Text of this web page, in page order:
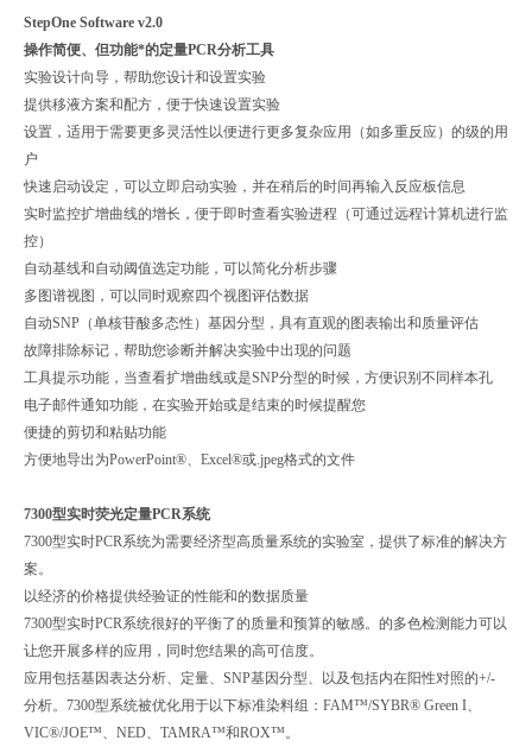
StepOne Software v2.0
操作简便、但功能*的定量PCR分析工具
实验设计向导，帮助您设计和设置实验
提供移液方案和配方，便于快速设置实验
设置，适用于需要更多灵活性以便进行更多复杂应用（如多重反应）的级的用
户
快速启动设定，可以立即启动实验，并在稍后的时间再输入反应板信息
实时监控扩增曲线的增长，便于即时查看实验进程（可通过远程计算机进行监
控）
自动基线和自动阈值选定功能，可以简化分析步骤
多图谱视图，可以同时观察四个视图评估数据
自动SNP（单核苷酸多态性）基因分型，具有直观的图表输出和质量评估
故障排除标记，帮助您诊断并解决实验中出现的问题
工具提示功能，当查看扩增曲线或是SNP分型的时候，方便识别不同样本孔
电子邮件通知功能，在实验开始或是结束的时候提醒您
便捷的剪切和粘贴功能
方便地导出为PowerPoint®、Excel®或.jpeg格式的文件
7300型实时荧光定量PCR系统
7300型实时PCR系统为需要经济型高质量系统的实验室，提供了标准的解决方
案。
以经济的价格提供经验证的性能和的数据质量
7300型实时PCR系统很好的平衡了的质量和预算的敏感。的多色检测能力可以
让您开展多样的应用，同时您结果的高可信度。
应用包括基因表达分析、定量、SNP基因分型、以及包括内在阳性对照的+/-
分析。7300型系统被优化用于以下标准染料组：FAM™/SYBR® Green I、
VIC®/JOE™、NED、TAMRA™和ROX™。